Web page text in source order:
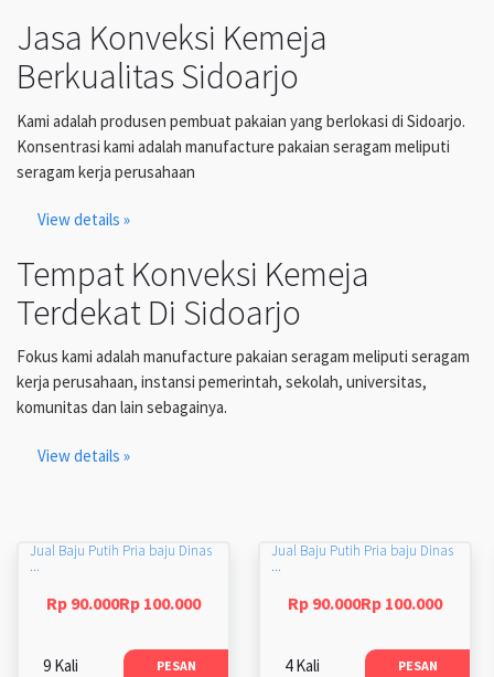
Jasa Konveksi Kemeja
Berkualitas Sidoarjo
Kami adalah produsen pembuat pakaian yang berlokasi di Sidoarjo.
Konsentrasi kami adalah manufacture pakaian seragam meliputi
seragam kerja perusahaan
View details »
Tempat Konveksi Kemeja
Terdekat Di Sidoarjo
Fokus kami adalah manufacture pakaian seragam meliputi seragam
kerja perusahaan, instansi pemerintah, sekolah, universitas,
komunitas dan lain sebagainya.
View details »
Jual Baju Putih Pria baju Dinas
...
Rp 90.000Rp 100.000
9 Kali PESAN
Jual Baju Putih Pria baju Dinas
...
Rp 90.000Rp 100.000
4 Kali PESAN